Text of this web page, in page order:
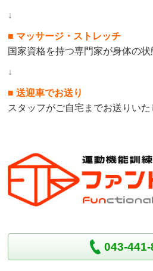
↓
■ マッサージ・ストレッチ
国家資格を持つ専門家が身体の
↓
■ 送迎車でお送り
スタッフがご自宅までお送りいた
043-